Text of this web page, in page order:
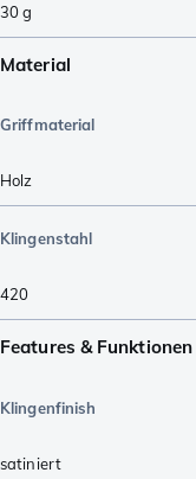
30g
Material
Griffmaterial
Holz
Klingenstahl
420
Features & Funktionen
Klingenfinish
satiniert